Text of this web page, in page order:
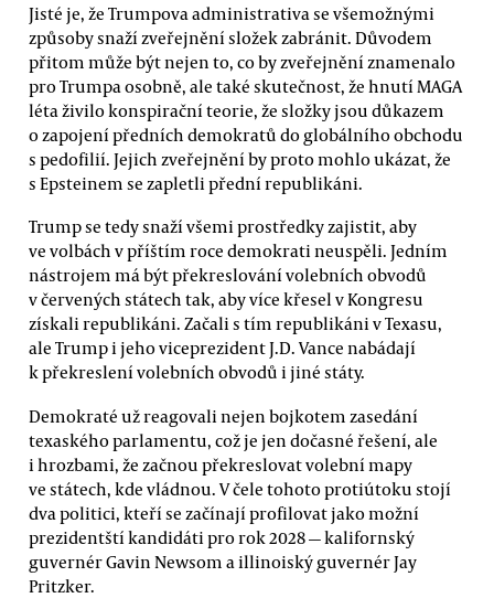
Jisté je, že Trumpova administrativa se všemožnými
způsoby snaží zveřejnění složek zabránit. Důvodem
přitom může být nejen to, co by zveřejnění znamenalo
pro Trumpa osobně, ale také skutečnost, že hnutí MAGA
léta živilo konspirační teorie, že složky jsou důkazem
o zapojení předních demokratů do globálního obchodu
s pedofilií. Jejich zveřejnění by proto mohlo ukázat, že
s Epsteinem se zapletli přední republikáni.
Trump se tedy snaží všemi prostředky zajistit, aby
ve volbách v příštím roce demokrati neuspěli. Jedním
nástrojem má být překreslování volebních obvodů
v červených státech tak, aby více křesel v Kongresu
získali republikáni. Začali s tím republikáni v Texasu,
ale Trump i jeho viceprezident J.D. Vance nabádají
k překreslení volebních obvodů i jiné státy.
Demokraté už reagovali nejen bojkotem zasedání
texaského parlamentu, což je jen dočasné řešení, ale
i hrozbami, že začnou překreslovat volební mapy
ve státech, kde vládnou. V čele tohoto protiútoku stojí
dva politici, kteří se začínají profilovat jako možní
prezidentští kandidáti pro rok 2028 — kalifornský
guvernér Gavin Newsom a illinoiský guvernér Jay
Pritzker.